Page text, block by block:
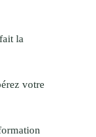
la
votre